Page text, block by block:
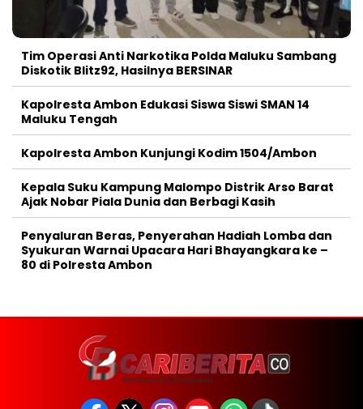
Tim Operasi Anti Narkotika Polda Maluku Sambang
Diskotik Blitz92, Hasilnya BERSINAR
Kapolresta Ambon Edukasi Siswa Siswi SMAN 14
Maluku Tengah
Kapolresta Ambon Kunjungi Kodim 1504/Ambon
Kepala Suku Kampung Malompo Distrik Arso Barat
Ajak Nobar Piala Dunia dan Berbagi Kasih
Penyaluran Beras, Penyerahan Hadiah Lomba dan
Syukuran Warnai Upacara Hari Bhayangkara ke –
80 di Polresta Ambon